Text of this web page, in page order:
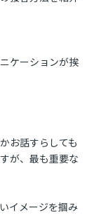
ケーションが挨
お話すらしても
が、最も重要な
イメージを掴み